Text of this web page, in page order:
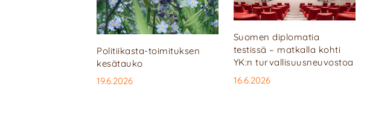
Politiikasta-toimituksen
kesätauko
19.6.2026
Suomen diplomatia
testissä – matkalla kohti
YK:n turvallisuusneuvostoa
16.6.2026